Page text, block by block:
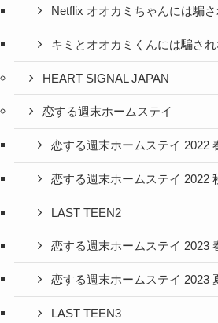
Netflix オオカミちゃんには騙
キミとオオカミくんには騙さ
HEART SIGNAL JAPAN
恋する週末ホームステイ
恋する週末ホームステイ 2022
恋する週末ホームステイ 2022
LAST TEEN2
恋する週末ホームステイ 2023
恋する週末ホームステイ 2023
LAST TEEN3